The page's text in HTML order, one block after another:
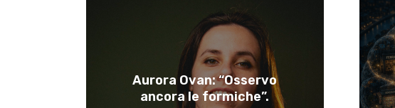
Aurora Ovan: “Osservo
ancora le formiche”.